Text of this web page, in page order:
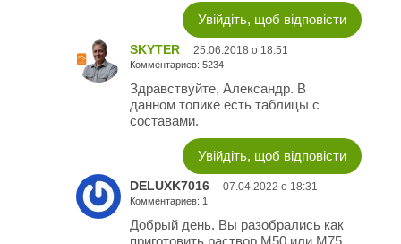
Увійдіть, щоб відповісти
SKYTER 25.06.2018 о 18:51
Комментариев: 5234
Здравствуйте, Александр. В
данном топике есть таблицы с
составами.
Увійдіть, щоб відповісти
DELUXK7016 07.04.2022 о 18:31
Комментариев: 1
Добрый день. Вы разобрались как
приготовить раствор М50 или М75